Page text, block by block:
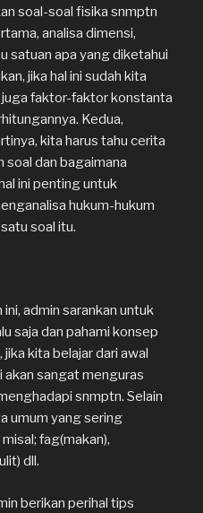
soal-soal fisika snmptn
analisa dimensi,
satuan apa yang diketahui
jika hal ini sudah kita
juga faktor-faktor konstanta
Kedua,
kita harus tahu cerita
soal dan bagaimana
ini penting untuk
hukum-hukum
soal itu.
admin sarankan untuk
saja dan pahami konsep
kita belajar dari awal
akan sangat menguras
snmptn. Selain
umum yang sering
fag(makan),
dll.
berikan perihal tips